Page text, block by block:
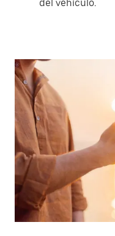
del vehículo.